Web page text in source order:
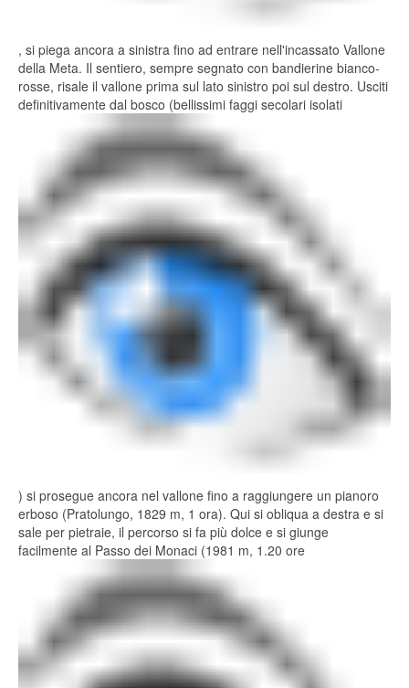
, si piega ancora a sinistra fino ad entrare nell'incassato Vallone
della Meta. Il sentiero, sempre segnato con bandierine bianco-
rosse, risale il vallone prima sul lato sinistro poi sul destro. Usciti
definitivamente dal bosco (bellissimi faggi secolari isolati
) si prosegue ancora nel vallone fino a raggiungere un pianoro
erboso (Pratolungo, 1829 m, 1 ora). Qui si obliqua a destra e si
sale per pietraie, il percorso si fa più dolce e si giunge
facilmente al Passo dei Monaci (1981 m, 1.20 ore